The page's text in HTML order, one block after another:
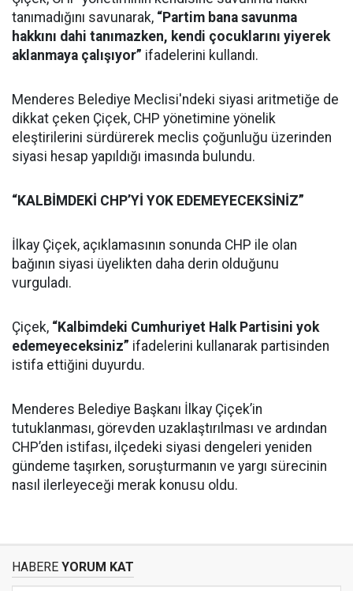
tanımadığını savunarak, “Partim bana savunma
hakkını dahi tanımazken, kendi çocuklarını yiyerek
aklanmaya çalışıyor” ifadelerini kullandı.
Menderes Belediye Meclisi'ndeki siyasi aritmetiğe de
dikkat çeken Çiçek, CHP yönetimine yönelik
eleştirilerini sürdürerek meclis çoğunluğu üzerinden
siyasi hesap yapıldığı imasında bulundu.
“KALBİMDEKİ CHP’Yİ YOK EDEMEYECEKSİNİZ”
İlkay Çiçek, açıklamasının sonunda CHP ile olan
bağının siyasi üyelikten daha derin olduğunu
vurguladı.
Çiçek, “Kalbimdeki Cumhuriyet Halk Partisini yok
edemeyeceksiniz” ifadelerini kullanarak partisinden
istifa ettiğini duyurdu.
Menderes Belediye Başkanı İlkay Çiçek’in
tutuklanması, görevden uzaklaştırılması ve ardından
CHP’den istifası, ilçedeki siyasi dengeleri yeniden
gündeme taşırken, soruşturmanın ve yargı sürecinin
nasıl ilerleyeceği merak konusu oldu.
HABERE YORUM KAT